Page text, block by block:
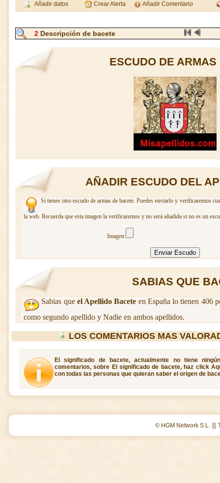
Añadir datos Crear Alerta Añadir Comentario
2 Descripción de bacete
ESCUDO DE
AÑADIR ESCUDO DEL
Si tienes otro escudo de armas de bacete. Puedes enviarlo y verificaremos
la web. Recuerda que esta imagen la verificaremos y no será añadida si no es un
Imagen:
SABIAS QUE
Sabias que el Apellido Bacete en España lo tienen 406
como segundo apellido y Nadie en ambos apellidos.
LOS COMENTARIOS MAS
El significado de bacete, actualmente no tiene
comentarios, sobre El significado de bacete, haz click
con todas las personas que quieran saber el origen de
© HGM Network S.L. ||